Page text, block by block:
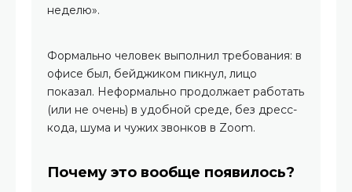
неделю».
Формально человек выполнил требования: в
офисе был, бейджиком пикнул, лицо
показал. Неформально продолжает работать
(или не очень) в удобной среде, без дресс-
кода, шума и чужих звонков в Zoom.
Почему это вообще появилось?